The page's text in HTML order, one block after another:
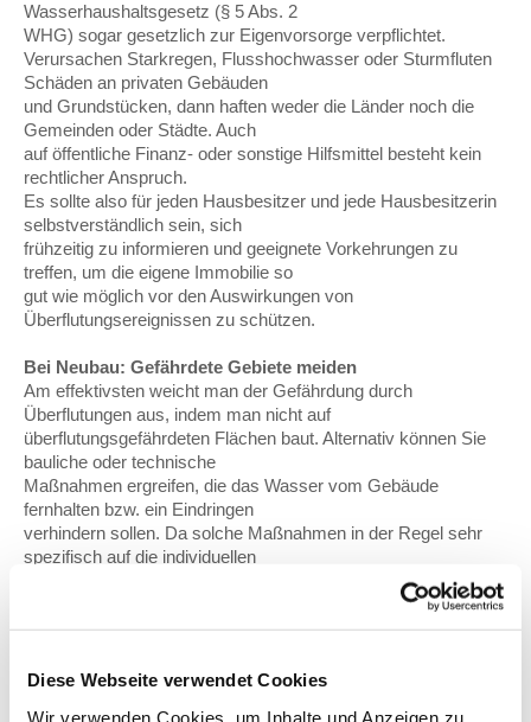
Diese Webseite verwendet Cookies
Wir verwenden Cookies, um Inhalte und Anzeigen zu
Wasserhaushaltsgesetz (§ 5 Abs. 2
WHG) sogar gesetzlich zur Eigenvorsorge verpflichtet.
Verursachen Starkregen, Flusshochwasser oder Sturmfluten
Schäden an privaten Gebäuden
und Grundstücken, dann haften weder die Länder noch die
Gemeinden oder Städte. Auch
auf öffentliche Finanz- oder sonstige Hilfsmittel besteht kein
rechtlicher Anspruch.
Es sollte also für jeden Hausbesitzer und jede Hausbesitzerin
selbstverständlich sein, sich
frühzeitig zu informieren und geeignete Vorkehrungen zu
treffen, um die eigene Immobilie so
gut wie möglich vor den Auswirkungen von
Überflutungsereignissen zu schützen.
Bei Neubau: Gefährdete Gebiete meiden
Am effektivsten weicht man der Gefährdung durch
Überflutungen aus, indem man nicht auf
überflutungsgefährdeten Flächen baut. Alternativ können Sie
bauliche oder technische
Maßnahmen ergreifen, die das Wasser vom Gebäude
fernhalten bzw. ein Eindringen
verhindern sollen. Da solche Maßnahmen in der Regel sehr
spezifisch auf die individuellen
Gegebenheiten zugeschnitten sind, ist es wichtig, die
zu kennen.
Individuelle Risikoanalyse